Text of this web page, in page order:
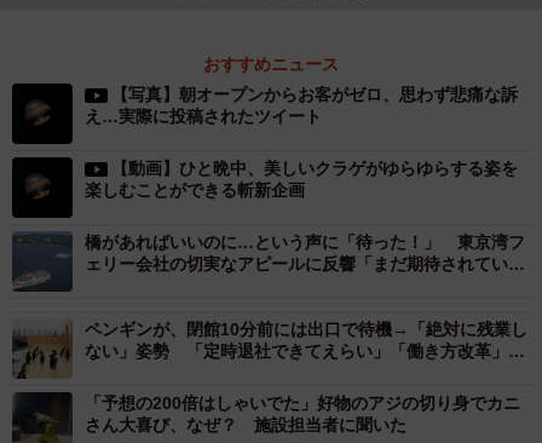
おすすめニュース
【写真】朝オープンからお客がゼロ、思わず悲痛な訴
え…実際に投稿されたツイート
【動画】ひと晩中、美しいクラゲがゆらゆらする姿を
楽しむことができる斬新企画
橋があればいいのに…という声に「待った！」 東京湾フ
ェリー会社の切実なアピールに反響「まだ期待されている
ペンギンが、閉館10分前には出口で待機→「絶対に残業し
ない」姿勢 「定時退社できてえらい」「働き方改革」と
「予想の200倍はしゃいでた」好物のアジの切り身でカニ
さん大喜び、なぜ？ 施設担当者に聞いた